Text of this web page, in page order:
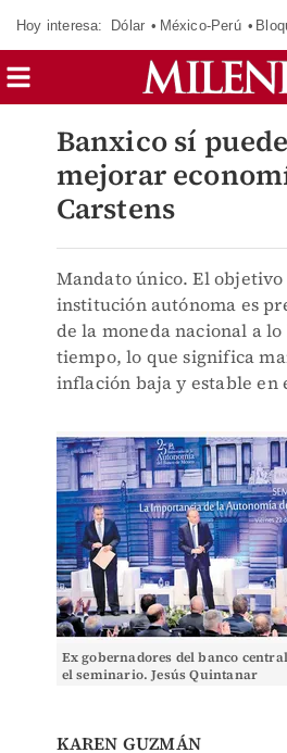
Hoy interesa: Dólar México-Perú
Banxico sí
mejorar
Carstens
Mandato único. El
institución autónoma es
de la moneda nacional a
tiempo, lo que significa
inflación baja y estable en
Ex gobernadores del banco
el seminario. Jesús Quintanar
KAREN GUZMÁN